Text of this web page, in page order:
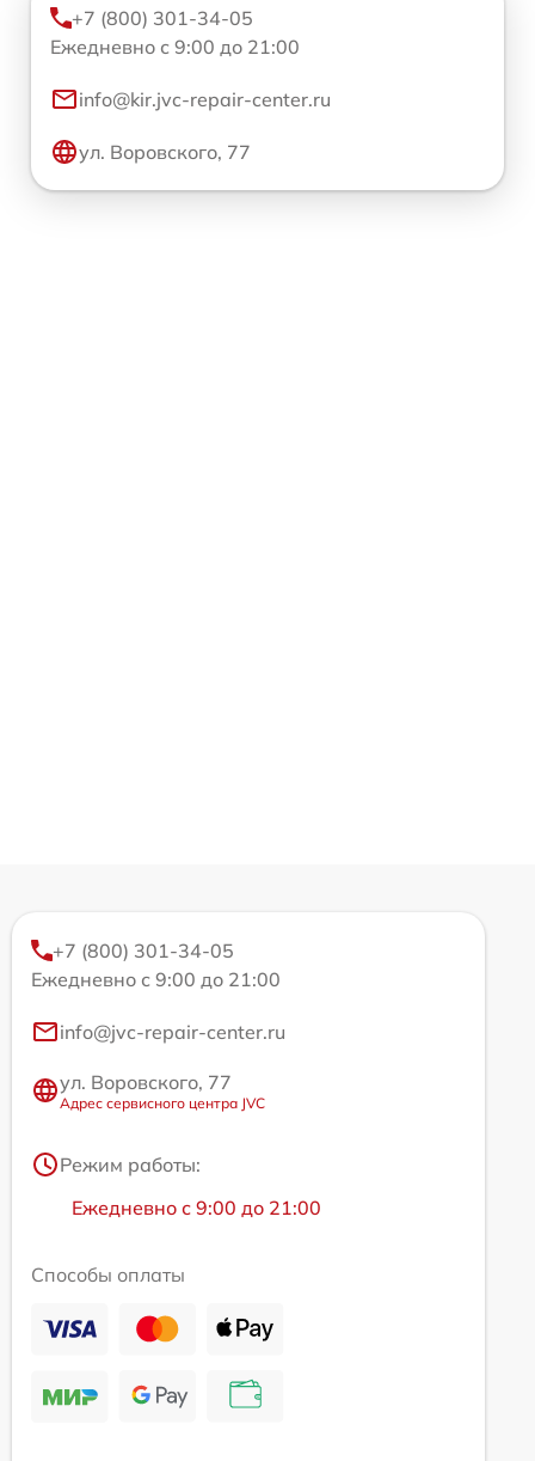
+7 (800) 301-34-05
Ежедневно с 9:00 до 21:00
info@kir.jvc-repair-center.ru
ул. Воровского, 77
+7 (800) 301-34-05
Ежедневно с 9:00 до 21:00
info@jvc-repair-center.ru
ул. Воровского, 77
Адрес сервисного центра JVC
Режим работы:
Ежедневно с 9:00 до 21:00
Способы оплаты